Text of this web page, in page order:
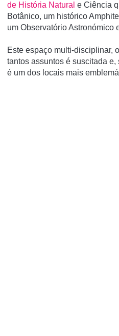
de História Natural e Ciência
Botânico, um histórico
um Observatório Astronómico
Este espaço multi-disciplinar,
tantos assuntos é suscitada
é um dos locais mais